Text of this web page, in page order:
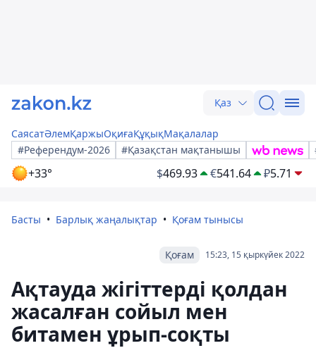
Қаз
СаясатӘлемҚаржыОқиғаҚұқықМақалалар
#Референдум-2026
#Қазақстан мақтанышы
+33° $469.93 €541.64 ₽5.71
Басты Барлық жаңалықтар Қоғам тынысы
15:23, 15 қыркүйек 2022
Қоғам
Ақтауда жігіттерді қолдан
жасалған сойыл мен
битамен ұрып-соқты